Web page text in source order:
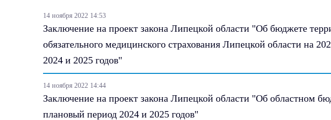
14 ноября 2022 14:53
Заключение на проект закона Липецкой области "Об бюджете
обязательного медицинского страхования Липецкой области на
2024 и 2025 годов"
14 ноября 2022 14:44
Заключение на проект закона Липецкой области "Об областном
плановый период 2024 и 2025 годов"